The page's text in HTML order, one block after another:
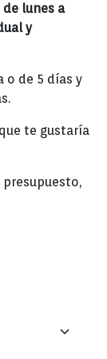
lunes a
y
o de 5 días y
te gustaría